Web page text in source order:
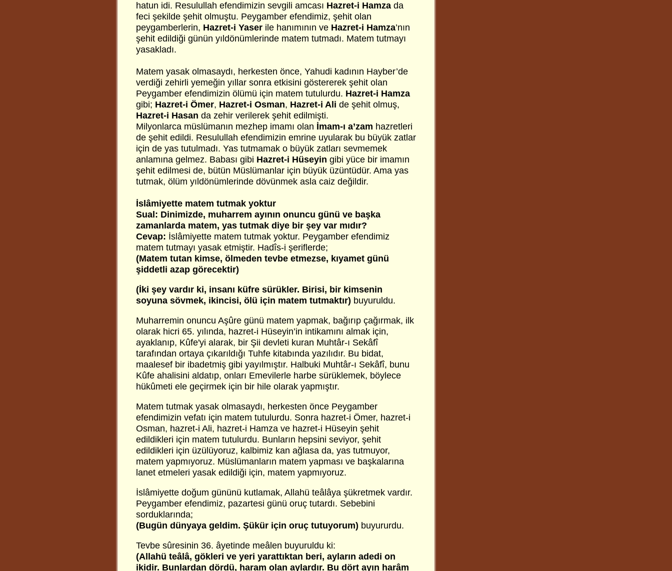
hatun idi. Resulullah efendimizin sevgili amcası Hazret-i Hamza da
feci şekilde şehit olmuştu. Peygamber efendimiz, şehit olan
peygamberlerin, Hazret-i Yaser ile hanımının ve Hazret-i Hamza’nın
şehit edildiği günün yıldönümlerinde matem tutmadı. Matem tutmayı
yasakladı.
Matem yasak olmasaydı, herkesten önce, Yahudi kadının Hayber’de
verdiği zehirli yemeğin yıllar sonra etkisini göstererek şehit olan
Peygamber efendimizin ölümü için matem tutulurdu. Hazret-i Hamza
gibi; Hazret-i Ömer, Hazret-i Osman, Hazret-i Ali de şehit olmuş,
Hazret-i Hasan da zehir verilerek şehit edilmişti.
Milyonlarca müslümanın mezhep imamı olan İmam-ı a’zam hazretleri
de şehit edildi. Resulullah efendimizin emrine uyularak bu büyük zatlar
için de yas tutulmadı. Yas tutmamak o büyük zatları sevmemek
anlamına gelmez. Babası gibi Hazret-i Hüseyin gibi yüce bir imamın
şehit edilmesi de, bütün Müslümanlar için büyük üzüntüdür. Ama yas
tutmak, ölüm yıldönümlerinde dövünmek asla caiz değildir.
İslâmiyette matem tutmak yoktur
Sual: Dinimizde, muharrem ayının onuncu günü ve başka
zamanlarda matem, yas tutmak diye bir şey var mıdır?
Cevap: İslâmiyette matem tutmak yoktur. Peygamber efendimiz
matem tutmayı yasak etmiştir. Hadîs-i şeriflerde;
(Matem tutan kimse, ölmeden tevbe etmezse, kıyamet günü
şiddetli azap görecektir)
(İki şey vardır ki, insanı küfre sürükler. Birisi, bir kimsenin
soyuna sövmek, ikincisi, ölü için matem tutmaktır) buyuruldu.
Muharremin onuncu Aşûre günü matem yapmak, bağırıp çağırmak, ilk
olarak hicri 65. yılında, hazret-i Hüseyin’in intikamını almak için,
ayaklanıp, Kûfe'yi alarak, bir Şii devleti kuran Muhtâr-ı Sekâfî
tarafından ortaya çıkarıldığı Tuhfe kitabında yazılıdır. Bu bidat,
maalesef bir ibadetmiş gibi yayılmıştır. Halbuki Muhtâr-ı Sekâfî, bunu
Kûfe ahalisini aldatıp, onları Emevilerle harbe sürüklemek, böylece
hükûmeti ele geçirmek için bir hile olarak yapmıştır.
Matem tutmak yasak olmasaydı, herkesten önce Peygamber
efendimizin vefatı için matem tutulurdu. Sonra hazret-i Ömer, hazret-i
Osman, hazret-i Ali, hazret-i Hamza ve hazret-i Hüseyin şehit
edildikleri için matem tutulurdu. Bunların hepsini seviyor, şehit
edildikleri için üzülüyoruz, kalbimiz kan ağlasa da, yas tutmuyor,
matem yapmıyoruz. Müslümanların matem yapması ve başkalarına
lanet etmeleri yasak edildiği için, matem yapmıyoruz.
İslâmiyette doğum gününü kutlamak, Allahü teâlâya şükretmek vardır.
Peygamber efendimiz, pazartesi günü oruç tutardı. Sebebini
sorduklarında;
(Bugün dünyaya geldim. Şükür için oruç tutuyorum) buyururdu.
Tevbe sûresinin 36. âyetinde meâlen buyuruldu ki:
(Allahü teâlâ, gökleri ve yeri yarattıktan beri, ayların adedi on
ikidir. Bunlardan dördü, haram olan aylardır. Bu dört ayın harâm